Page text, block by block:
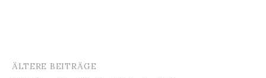
Beitragsnavigation
ÄLTERE BEITRÄGE